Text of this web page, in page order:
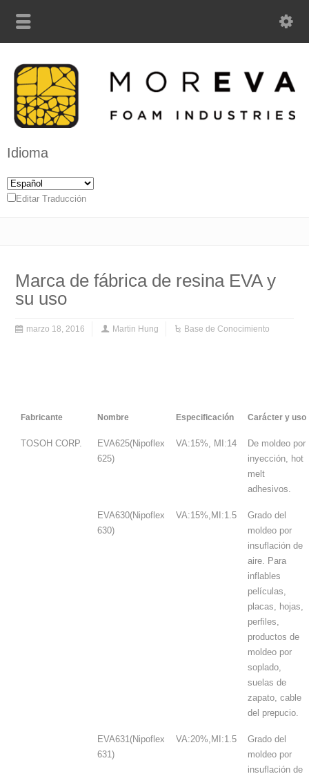
Idioma
Editar Traducción
Marca de fábrica de resina EVA y
su uso
marzo 18, 2016 Martin Hung Base de Conocimiento
Fabricante Nombre Especificación Carácter y uso
TOSOH CORP.
EVA625(Nipoflex
625)
VA:15%, MI:14
De moldeo por
inyección, hot
melt
adhesivos.
EVA630(Nipoflex
630)
VA:15%,MI:1.5
Grado del
moldeo por
insuflación de
aire. Para
inflables
películas,
placas, hojas,
perfiles,
productos de
moldeo por
soplado,
suelas de
zapato, cable
del prepucio.
EVA631(Nipoflex
631)
VA:20%,MI:1.5
Grado del
moldeo por
insuflación de